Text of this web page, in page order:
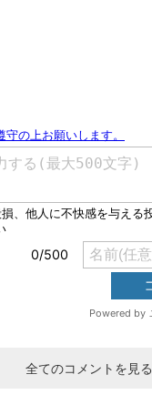
全てのコメントを見る